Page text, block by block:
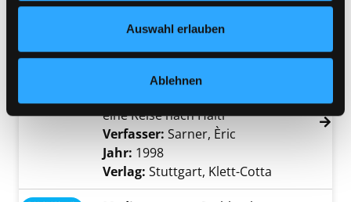
Auswahl erlauben
Ablehnen
Geographic Society
Exemplar-Details von Windpassage anzeigen
Mediengruppe:
eine Reise nach Haiti
Verfasser: Sarner, Èric
Jahr: 1998
Verlag: Stuttgart, Klett-Cotta